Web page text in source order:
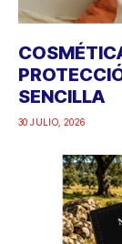
SENCILLA
30 JULIO, 2026